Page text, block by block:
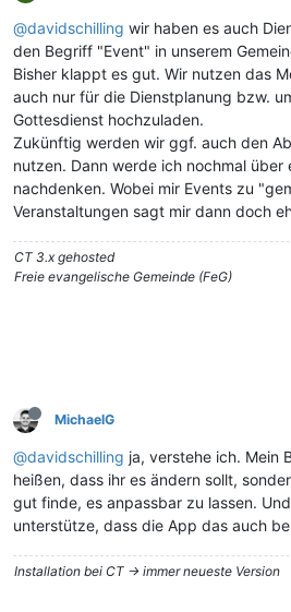
@davidschilling wir haben es auch
den Begriff "Event" in unserem
Bisher klappt es gut. Wir nutzen das
auch nur für die Dienstplanung bzw.
Gottesdienst hochzuladen.
Zukünftig werden wir ggf. auch den
nutzen. Dann werde ich nochmal über
nachdenken. Wobei mir Events zu
Veranstaltungen sagt mir dann doch
CT 3.x gehosted
Freie evangelische Gemeinde (FeG)
MichaelG
@davidschilling ja, verstehe ich. Mein
heißen, dass ihr es ändern sollt,
gut finde, es anpassbar zu lassen.
unterstütze, dass die App das auch
Installation bei CT -> immer neueste Version